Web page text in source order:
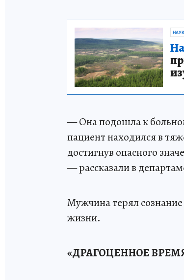
— Она подошла к
пациент находился в
достигнув опасного
— рассказали в
Мужчина терял
жизни.
«ДРАГОЦЕННОЕ